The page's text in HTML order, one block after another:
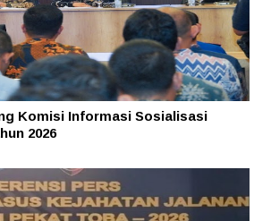
Komisi Informasi Sosialisasi
2026